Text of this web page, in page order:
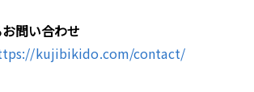
問い合わせ
kujibikido.com/contact/